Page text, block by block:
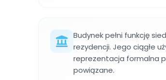
Budynek pełni funkcję
rezydencji. Jego ciągłe
reprezentacja formalna
powiązane.